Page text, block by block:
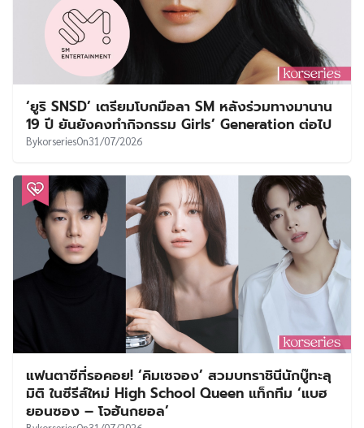
‘ยูริ SNSD’ เตรียมโบกมือลา SM หลังร่วมทางมานาน
19 ปี ยันยังคงทำกิจกรรม Girls’ Generation ต่อไป
BykorseriesOn31/07/2026
แฟนตาซีที่รอคอย! ‘คิมเซจอง’ สวมบทราชินีนักบู๊ทะลุ
มิติ ในซีรีส์ใหม่ High School Queen แท็กทีม ‘แบฮ
ยอนซอง – โจฮันกยอล’